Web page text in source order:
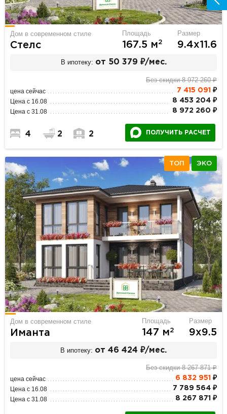
Дом в современном стиле
Стелс
Площадь
167.5 м2
Размер
9.4х11.6
В ипотеку: от 50 379 ₽/мес.
Без скидки 8 972 260 ₽
цена сейчас 7 415 091 ₽
Цена с 16.08 8 453 204 ₽
Цена с 31.08 8 972 260 ₽
4 2 2 ПОЛУЧИТЬ РАСЧЕТ
ТОП ЭКО
Дом в современном стиле
Иманта
Площадь
147 м2
Размер
9х9.5
В ипотеку: от 46 424 ₽/мес.
Без скидки 8 267 871 ₽
цена сейчас 6 832 951 ₽
Цена с 16.08 7 789 564 ₽
Цена с 31.08 8 267 871 ₽